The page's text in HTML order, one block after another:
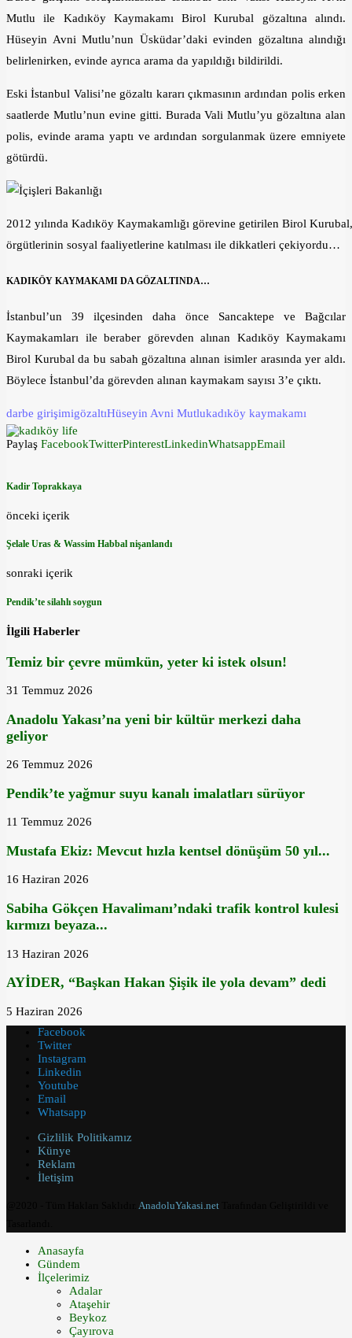
Mutlu ile Kadıköy Kaymakamı Birol Kurubal gözaltına alındı.
Hüseyin Avni Mutlu’nun Üsküdar’daki evinden gözaltına alındığı
belirlenirken, evinde ayrıca arama da yapıldığı bildirildi.
Eski İstanbul Valisi’ne gözaltı kararı çıkmasının ardından polis erken
saatlerde Mutlu’nun evine gitti. Burada Vali Mutlu’yu gözaltına alan
polis, evinde arama yaptı ve ardından sorgulanmak üzere emniyete
götürdü.
2012 yılında Kadıköy Kaymakamlığı görevine getirilen Birol
örgütlerinin sosyal faaliyetlerine katılması ile dikkatleri çekiyordu…
KADIKÖY KAYMAKAMI DA GÖZALTINDA…
İstanbul’un 39 ilçesinden daha önce Sancaktepe ve Bağcılar
Kaymakamları ile beraber görevden alınan Kadıköy Kaymakamı
Birol Kurubal da bu sabah gözaltına alınan isimler arasında yer aldı.
Böylece İstanbul’da görevden alınan kaymakam sayısı 3’e çıktı.
darbe girişimigözaltıHüseyin Avni Mutlukadıköy kaymakamı
Paylaş FacebookTwitterPinterestLinkedinWhatsappEmail
Kadir Toprakkaya
önceki içerik
Şelale Uras & Wassim Habbal nişanlandı
sonraki içerik
Pendik’te silahlı soygun
İlgili Haberler
Temiz bir çevre mümkün, yeter ki istek olsun!
31 Temmuz 2026
Anadolu Yakası’na yeni bir kültür merkezi daha
geliyor
26 Temmuz 2026
Pendik’te yağmur suyu kanalı imalatları sürüyor
11 Temmuz 2026
Mustafa Ekiz: Mevcut hızla kentsel dönüşüm 50 yıl...
16 Haziran 2026
Sabiha Gökçen Havalimanı’ndaki trafik kontrol kulesi
kırmızı beyaza...
13 Haziran 2026
AYİDER, “Başkan Hakan Şişik ile yola devam” dedi
5 Haziran 2026
Facebook
Twitter
Instagram
Linkedin
Youtube
Email
Whatsapp
Gizlilik Politikamız
Künye
Reklam
İletişim
AnadoluYakasi.net
Anasayfa
Gündem
İlçelerimiz
Adalar
Ataşehir
Beykoz
Çayırova